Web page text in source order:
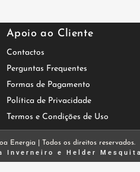
Apoio ao Cliente
Contactos
Perguntas Frequentes
Formas de Pagamento
Política de Privacidade
Termos e Condições de Uso
Energia | Todos os direitos reservados.
Inverneiro e Helder Mesquita